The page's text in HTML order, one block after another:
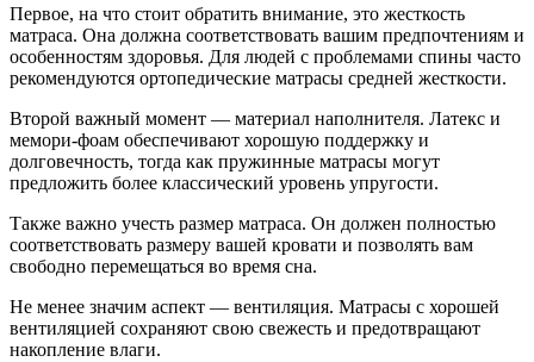
Первое, на что стоит обратить внимание, это жесткость
матраса. Она должна соответствовать вашим предпочтениям и
особенностям здоровья. Для людей с проблемами спины часто
рекомендуются ортопедические матрасы средней жесткости.
Второй важный момент — материал наполнителя. Латекс и
мемори-фоам обеспечивают хорошую поддержку и
долговечность, тогда как пружинные матрасы могут
предложить более классический уровень упругости.
Также важно учесть размер матраса. Он должен полностью
соответствовать размеру вашей кровати и позволять вам
свободно перемещаться во время сна.
Не менее значим аспект — вентиляция. Матрасы с хорошей
вентиляцией сохраняют свою свежесть и предотвращают
накопление влаги.